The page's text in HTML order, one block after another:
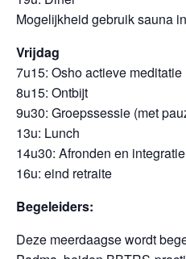
Mogelijkheid gebruik sauna
Vrijdag
7u15: Osho actieve meditatie
8u15: Ontbijt
9u30: Groepssessie (met
13u: Lunch
14u30: Afronden en integratie
16u: eind retraite
Begeleiders:
Deze meerdaagse wordt